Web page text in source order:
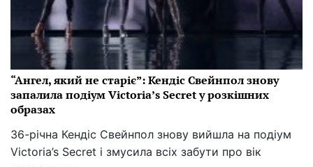
“Ангел, який не старіє”: Кендіс Свейнпол знову
запалила подіум Victoria’s Secret у розкішних
образах
36-річна Кендіс Свейнпол знову вийшла на подіум
Victoria’s Secret і змусила всіх забути про вік